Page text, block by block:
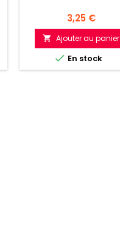
Prix
3,25 €
 Ajouter au panier
 En stock